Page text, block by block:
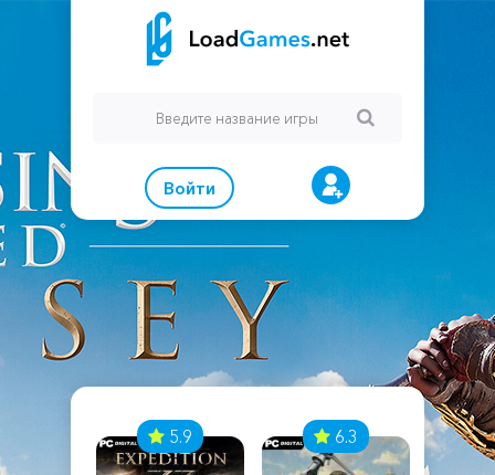
Войти
5.9 6.3